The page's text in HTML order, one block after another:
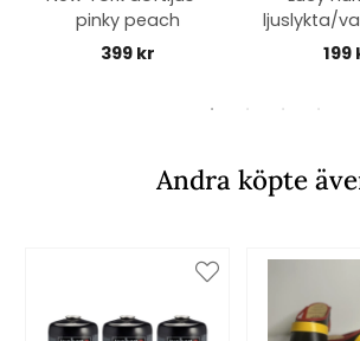
pinky peach
399 kr
ljuslykta/
-
199
Andra köpte